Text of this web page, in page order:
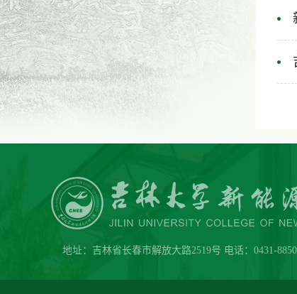
地址：吉林省长春市解放大路2519号 电话：0431-